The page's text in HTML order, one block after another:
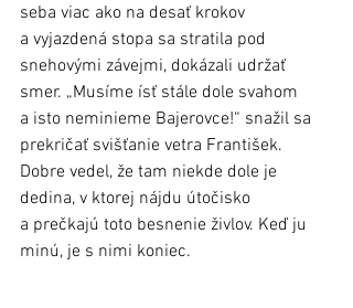
seba viac ako na desať krokov
a vyjazdená stopa sa stratila pod
snehovými závejmi, dokázali udržať
smer. „Musíme ísť stále dole svahom
a isto neminieme Bajerovce!“ snažil sa
prekričať svišťanie vetra František.
Dobre vedel, že tam niekde dole je
dedina, v ktorej nájdu útočisko
a prečkajú toto besnenie živlov. Keď ju
minú, je s nimi koniec.